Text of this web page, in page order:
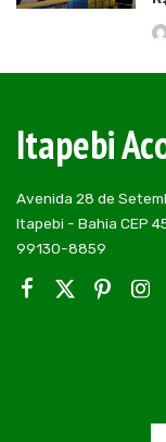
Itapebi
Avenida 28 de
Itapebi - Bahia CEP
99130-8859